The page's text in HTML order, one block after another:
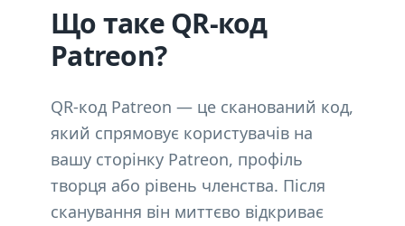
Що таке QR-код
Patreon?
QR-код Patreon — це сканований код,
який спрямовує користувачів на
вашу сторінку Patreon, профіль
творця або рівень членства. Після
сканування він миттєво відкриває